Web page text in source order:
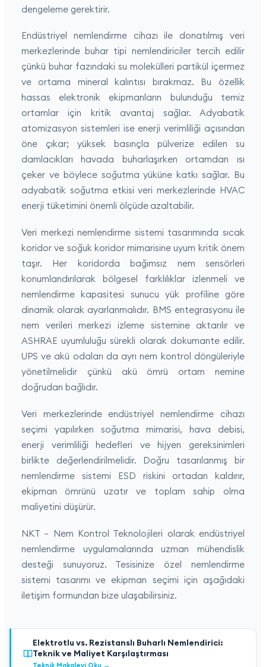
dengeleme gerektirir.
Endüstriyel nemlendirme cihazı ile donatılmış veri
merkezlerinde buhar tipi nemlendiriciler tercih edilir
çünkü buhar fazındaki su molekülleri partikül içermez
ve ortama mineral kalıntısı bırakmaz. Bu özellik
hassas elektronik ekipmanların bulunduğu temiz
ortamlar için kritik avantaj sağlar. Adyabatik
atomizasyon sistemleri ise enerji verimliliği açısından
öne çıkar; yüksek basınçla pülverize edilen su
damlacıkları havada buharlaşırken ortamdan ısı
çeker ve böylece soğutma yüküne katkı sağlar. Bu
adyabatik soğutma etkisi veri merkezlerinde HVAC
enerji tüketimini önemli ölçüde azaltabilir.
Veri merkezi nemlendirme sistemi tasarımında sıcak
koridor ve soğuk koridor mimarisine uyum kritik önem
taşır. Her koridorda bağımsız nem sensörleri
konumlandırılarak bölgesel farklılıklar izlenmeli ve
nemlendirme kapasitesi sunucu yük profiline göre
dinamik olarak ayarlanmalıdır. BMS entegrasyonu ile
nem verileri merkezi izleme sistemine aktarılır ve
ASHRAE uyumluluğu sürekli olarak dokumante edilir.
UPS ve akü odaları da ayrı nem kontrol döngüleriyle
yönetilmelidir çünkü akü ömrü ortam nemine
doğrudan bağlıdır.
Veri merkezlerinde endüstriyel nemlendirme cihazı
seçimi yapılırken soğutma mimarisi, hava debisi,
enerji verimliliği hedefleri ve hijyen gereksinimleri
birlikte değerlendirilmelidir. Doğru tasarılanmış bir
nemlendirme sistemi ESD riskini ortadan kaldırır,
ekipman ömrünü uzatır ve toplam sahip olma
maliyetini düşürür.
NKT – Nem Kontrol Teknolojileri olarak endüstriyel
nemlendirme uygulamalarında uzman mühendislik
desteği sunuyoruz. Tesisinize özel nemlendirme
sistemi tasarımı ve ekipman seçimi için aşağıdaki
iletişim formundan bize ulaşabilirsiniz.
Elektrotlu vs. Rezistanslı Buharlı Nemlendirici:
Teknik ve Maliyet Karşılaştırması